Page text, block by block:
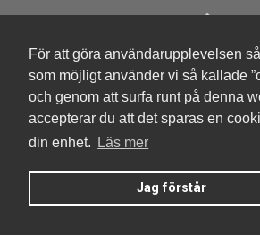
För att göra användarupplevelsen
som möjligt använder vi så kallade
och genom att surfa runt på denna
accepterar du att det sparas en
din enhet.
Läs mer
Jag förstår
Denna hemsida är byggd med